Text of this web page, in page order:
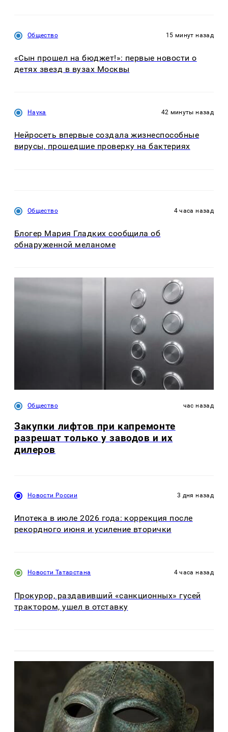
Общество 15 минут назад
«Сын прошел на бюджет!»: первые новости о
детях звезд в вузах Москвы
Наука 42 минуты назад
Нейросеть впервые создала жизнеспособные
вирусы, прошедшие проверку на бактериях
Общество 4 часа назад
Блогер Мария Гладких сообщила об
обнаруженной меланоме
Общество час назад
Закупки лифтов при капремонте
разрешат только у заводов и их
дилеров
Новости России 3 дня назад
Ипотека в июле 2026 года: коррекция после
рекордного июня и усиление вторички
Новости Татарстана 4 часа назад
Прокурор, раздавивший «санкционных» гусей
трактором, ушел в отставку